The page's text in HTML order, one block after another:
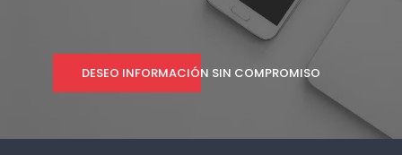
DESEO INFORMACIÓN SIN COMPROMISO